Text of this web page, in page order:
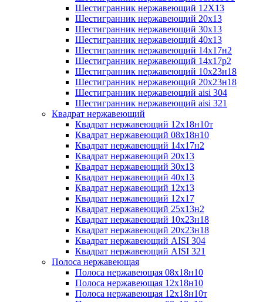
Шестигранник нержавеющий 12Х13
Шестигранник нержавеющий 20х13
Шестигранник нержавеющий 30х13
Шестигранник нержавеющий 40х13
Шестигранник нержавеющий 14х17н2
Шестигранник нержавеющий 14х17р2
Шестигранник нержавеющий 10х23н18
Шестигранник нержавеющий 20х23н18
Шестигранник нержавеющий aisi 304
Шестигранник нержавеющий aisi 321
Квадрат нержавеющий
Квадрат нержавеющий 12х18н10т
Квадрат нержавеющий 08х18н10
Квадрат нержавеющий 14х17н2
Квадрат нержавеющий 20х13
Квадрат нержавеющий 30х13
Квадрат нержавеющий 40х13
Квадрат нержавеющий 12х13
Квадрат нержавеющий 12х17
Квадрат нержавеющий 25х13н2
Квадрат нержавеющий 10х23н18
Квадрат нержавеющий 20х23н18
Квадрат нержавеющий AISI 304
Квадрат нержавеющий AISI 321
Полоса нержавеющая
Полоса нержавеющая 08х18н10
Полоса нержавеющая 12х18н10
Полоса нержавеющая 12х18н10т